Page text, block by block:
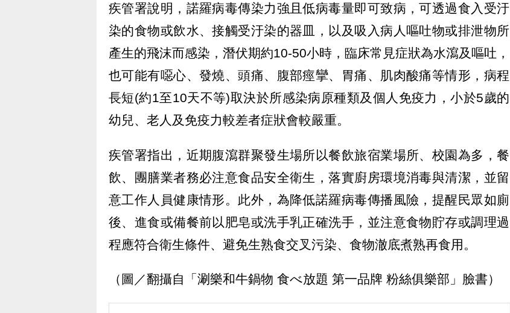
疾管署說明，諾羅病毒傳染力強且低病毒量即可致病，可透過食入受汙
染的食物或飲水、接觸受汙染的器皿，以及吸入病人嘔吐物或排泄物所
產生的飛沫而感染，潛伏期約10-50小時，臨床常見症狀為水瀉及嘔吐，
也可能有噁心、發燒、頭痛、腹部痙攣、胃痛、肌肉酸痛等情形，病程
長短(約1至10天不等)取決於所感染病原種類及個人免疫力，小於5歲的
幼兒、老人及免疫力較差者症狀會較嚴重。
疾管署指出，近期腹瀉群聚發生場所以餐飲旅宿業場所、校園為多，餐
飲、團膳業者務必注意食品安全衛生，落實廚房環境消毒與清潔，並留
意工作人員健康情形。此外，為降低諾羅病毒傳播風險，提醒民眾如廁
後、進食或備餐前以肥皂或洗手乳正確洗手，並注意食物貯存或調理過
程應符合衛生條件、避免生熟食交叉污染、食物澈底煮熟再食用。
（圖／翻攝自「涮樂和牛鍋物 食べ放題 第一品牌 粉絲俱樂部」臉書）